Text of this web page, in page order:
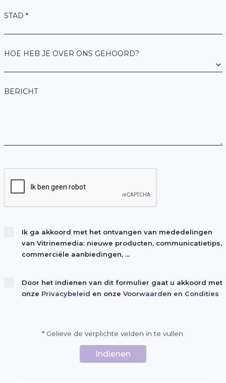
STAD *
HOE HEB JE OVER ONS GEHOORD?
BERICHT
Ik ga akkoord met het ontvangen van mededelingen
van Vitrinemedia: nieuwe producten, communicatietips,
commerciële aanbiedingen, ...
Door het indienen van dit formulier gaat u akkoord met
onze Privacybeleid en onze Voorwaarden en Condities
* Gelieve de verplichte velden in te vullen.
Indienen